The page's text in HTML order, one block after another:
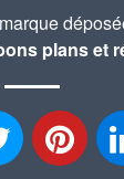
plans et